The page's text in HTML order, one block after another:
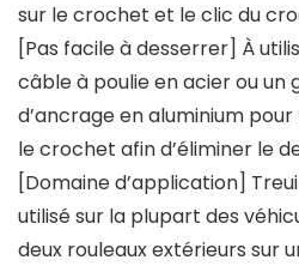
sur le crochet et le clic du
[Pas facile à desserrer] À
câble à poulie en acier ou un
d’ancrage en aluminium
le crochet afin d’éliminer le
[Domaine d’application]
utilisé sur la plupart des
deux rouleaux extérieurs sur